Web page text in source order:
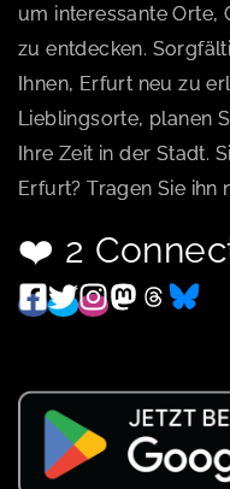
um interessante Orte,
zu entdecken.
Ihnen, Erfurt neu zu
Lieblingsorte, planen
Ihre Zeit in der Stadt.
Erfurt? Tragen Sie ihn
❤️ 2